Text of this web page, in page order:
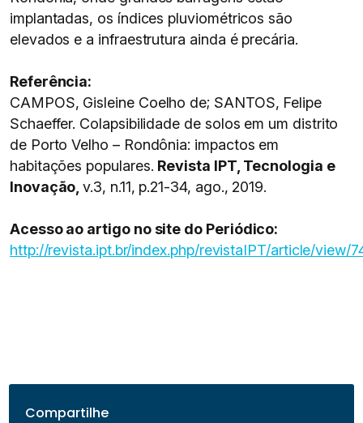
implantadas, os índices pluviométricos são
elevados e a infraestrutura ainda é precária.
Referência:
CAMPOS, Gisleine Coelho de; SANTOS, Felipe
Schaeffer. Colapsibilidade de solos em um distrito
de Porto Velho – Rondônia: impactos em
habitações populares. Revista IPT, Tecnologia e
Inovação,v.3, n.11, p.21-34, ago., 2019.
Acesso ao artigo no site do Periódico:
http://revista.ipt.br/index.php/revistaIPT/article/view/
Compartilhe